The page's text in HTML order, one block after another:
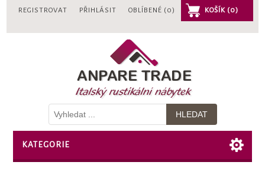
REGISTROVAT PŘIHLÁSIT OBLÍBENÉ (0) KOŠÍK (0)
KATEGORIE